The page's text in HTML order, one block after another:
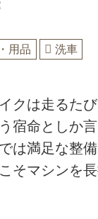
用品 洗車
クは走るた
宿命としか
は満足な整備
そマシンを